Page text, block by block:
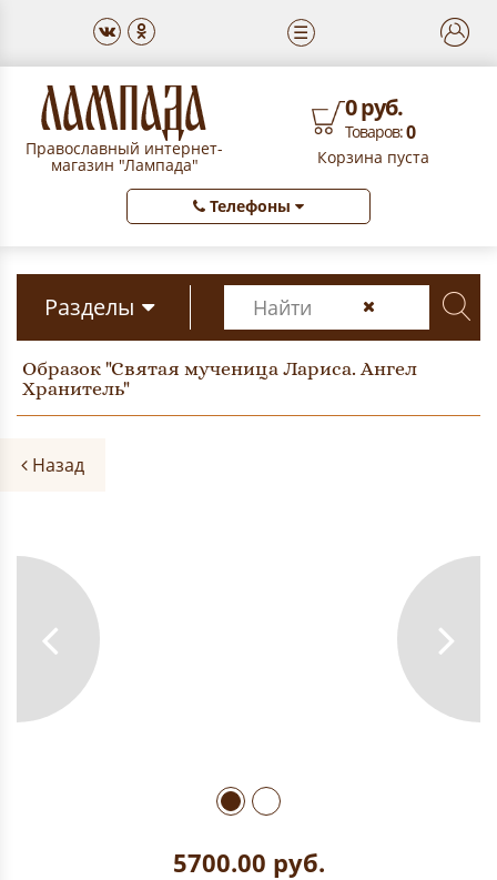
☰
Православный интернет-
магазин "Лампада"
0 руб.
Товаров:0
Корзина пуста
Телефоны
Разделы
Образок "Святая мученица Лариса. Ангел
Хранитель"
Назад
5700.00 руб.